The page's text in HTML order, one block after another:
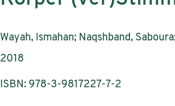
AutorInnen:
Wayah, Ismahan; Naqshband,
Publikationsjahr:
2018
ISBN: 978-3-9817227-7-2